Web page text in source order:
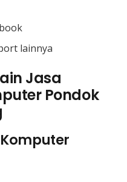
lainnya
Jasa
Pondok